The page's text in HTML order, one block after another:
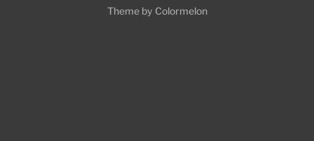
Theme by Colormelon